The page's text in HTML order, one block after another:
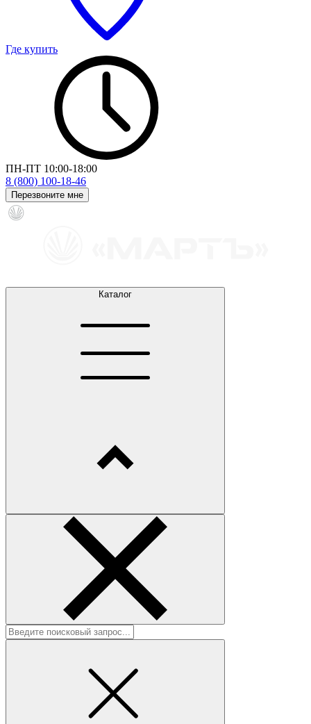
Где купить
ПН-ПТ 10:00-18:00
8 (800) 100-18-46
Перезвоните мне
Каталог